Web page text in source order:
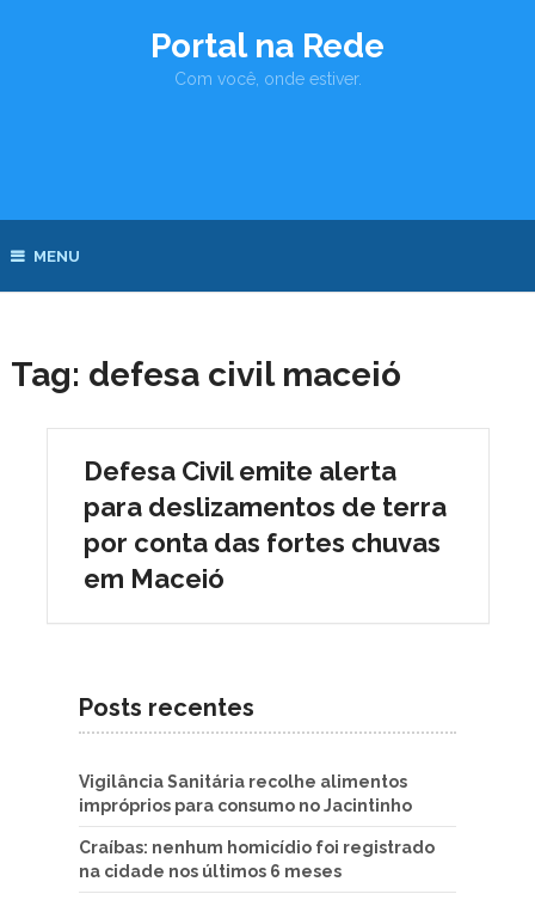
Portal na Rede
Com você, onde estiver.
MENU
Tag: defesa civil maceió
Defesa Civil emite alerta
para deslizamentos de terra
por conta das fortes chuvas
em Maceió
Posts recentes
Vigilância Sanitária recolhe alimentos
impróprios para consumo no Jacintinho
Craíbas: nenhum homicídio foi registrado
na cidade nos últimos 6 meses